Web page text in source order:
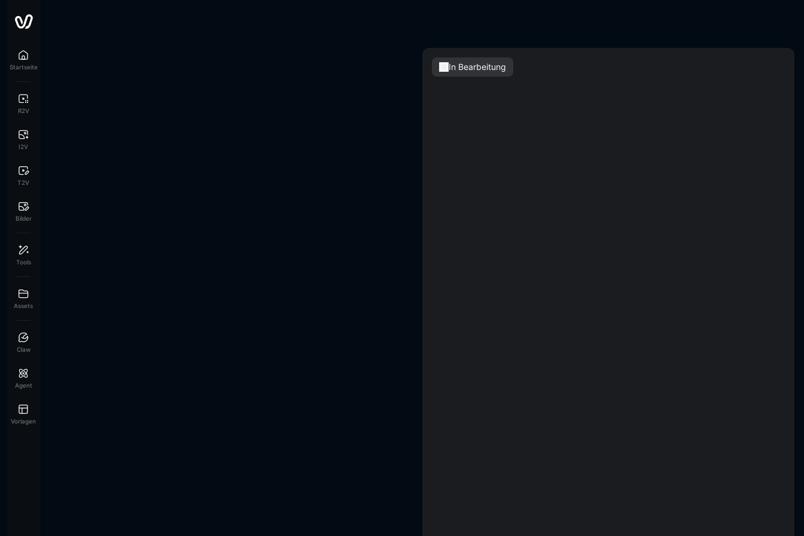
Startseite
R2V
I2V
T2V
Bilder
Tools
Assets
Claw
Agent
Vorlagen
In Bearbeitung